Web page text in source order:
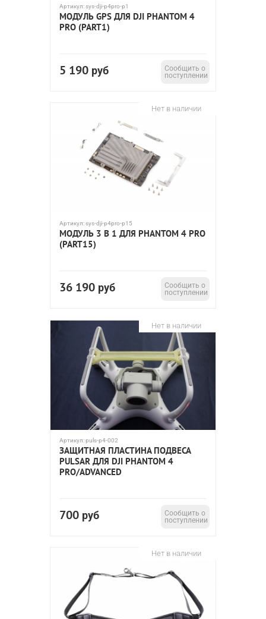
Артикул:sys-dji-p4pro-p1
МОДУЛЬ GPS ДЛЯ DJI PHANTOM 4
PRO (PART1)
5 190 руб
Сообщить о
поступлении
Нет в наличии
Артикул:sys-dji-p4pro-p15
МОДУЛЬ 3 В 1 ДЛЯ PHANTOM 4 PRO
(PART15)
36 190 руб
Сообщить о
поступлении
Нет в наличии
Артикул:puls-p4-002
ЗАЩИТНАЯ ПЛАСТИНА ПОДВЕСА
PULSAR ДЛЯ DJI PHANTOM 4
PRO/ADVANCED
700 руб
Сообщить о
поступлении
Нет в наличии